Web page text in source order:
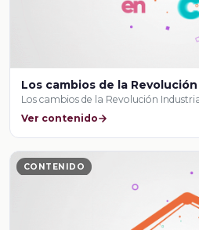
Los cambios de la
Los cambios de la Revolución
Ver contenido
CONTENIDO